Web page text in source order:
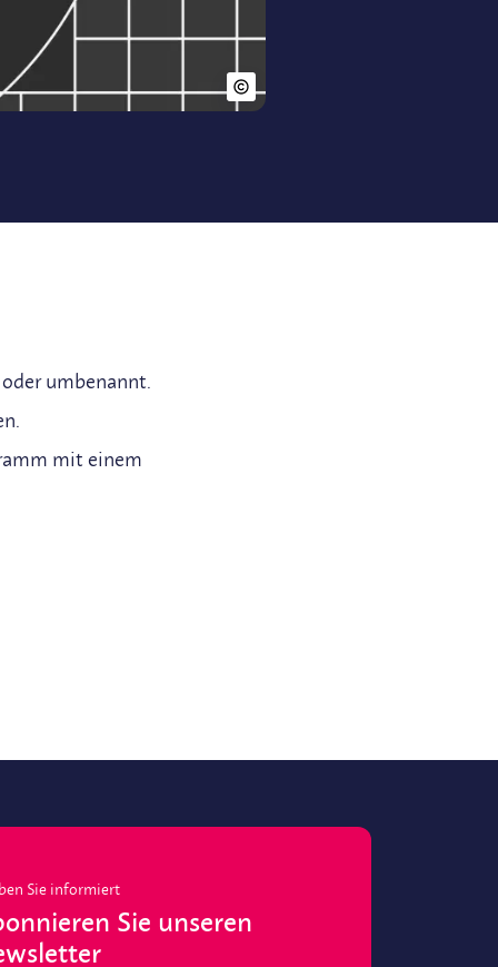
umbenannt.
mit einem
Sie informiert
Sie unseren